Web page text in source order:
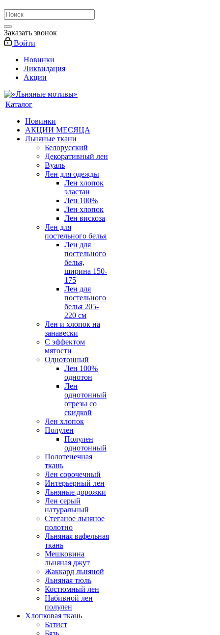
Заказать звонок
Войти
Новинки
Ликвидация
Акции
Каталог
Новинки
АКЦИИ МЕСЯЦА
Льняные ткани
Белорусский
Декоративный лен
Вуаль
Лен для одежды
Лен хлопок
эластан
Лен 100%
Лен хлопок
Лен вискоза
Лен для
постельного белья
Лен для
постельного
белья,
ширина 150-
175
Лен для
постельного
белья 205-
220 см
Лен и хлопок на
занавески
С эффектом
мятости
Однотонный
Лен 100%
однотон
Лен
однотонный
отрезы со
скидкой
Лен хлопок
Полулен
Полулен
однотонный
Полотенечная
ткань
Лен сорочечный
Интерьерный лен
Льняные дорожки
Лен серый
натуральный
Стеганое льняное
полотно
Льняная вафельная
ткань
Мешковина
льняная джут
Жаккард льняной
Льняная тюль
Костюмный лен
Набивной лен
полулен
Хлопковая ткань
Батист
Бязь